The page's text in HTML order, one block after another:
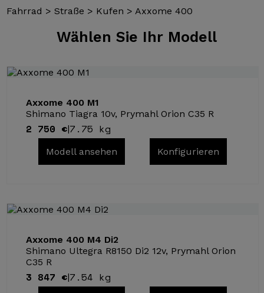
Fahrrad >Straße > Kufen > Axxome 400
Wählen Sie Ihr Modell
Axxome 400 M1
Shimano Tiagra 10v, Prymahl Orion C35 R
2 750 €|7.75 kg
Modell ansehen Konfigurieren
Axxome 400 M4 Di2
Shimano Ultegra R8150 Di2 12v, Prymahl Orion
C35 R
3 847 €|7.54 kg